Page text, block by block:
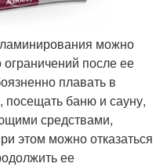
можно
ограничений после ее
плавать в
посещать баню и сауну,
средствами,
этом можно отказаться
ее